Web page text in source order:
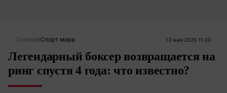
Главная Спорт мира 13 мая 2025 11:20
Легендарный боксер возвращается на
ринг спустя 4 года: что известно?